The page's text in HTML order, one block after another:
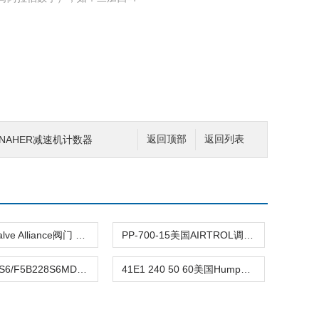
返回列表
返回顶部
减速机计数器